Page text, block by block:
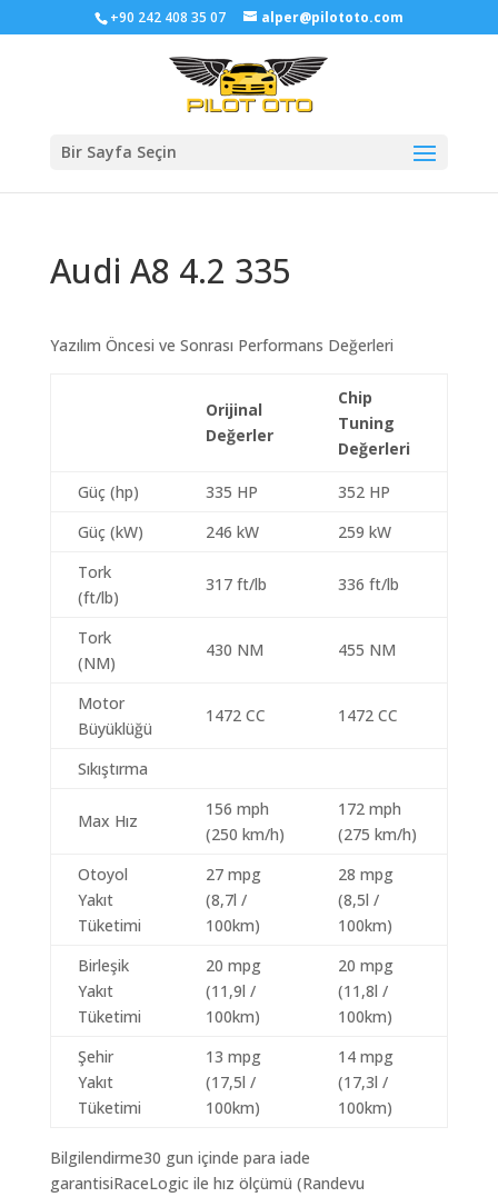
+90 242 408 35 07 alper@pilototo.com
Bir Sayfa Seçin
Audi A8 4.2 335
Yazılım Öncesi ve Sonrası Performans Değerleri
Orijinal
Değerler
Chip
Tuning
Değerleri
Güç (hp) 335 HP
352 HP
Güç (kW)
246 kW
259 kW
Tork
(ft/lb)
317 ft/lb 336 ft/lb
Tork
(NM)
430 NM 455 NM
Motor
Büyüklüğü
1472 CC 1472 CC
Sıkıştırma
Max Hız
156 mph
(250 km/h)
172 mph
(275 km/h)
Otoyol
Yakıt
Tüketimi
27 mpg
(8,7l /
100km)
28 mpg
(8,5l /
100km)
Birleşik
Yakıt
Tüketimi
20 mpg
(11,9l /
100km)
20 mpg
(11,8l /
100km)
Şehir
Yakıt
Tüketimi
13 mpg
(17,5l /
100km)
14 mpg
(17,3l /
100km)
Bilgilendirme30 gun içinde para iade
garantisiRaceLogic ile hız ölçümü (Randevu